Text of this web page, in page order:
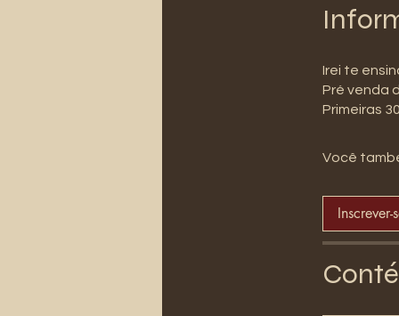
Irei te
Pré venda
Primeiras
Você